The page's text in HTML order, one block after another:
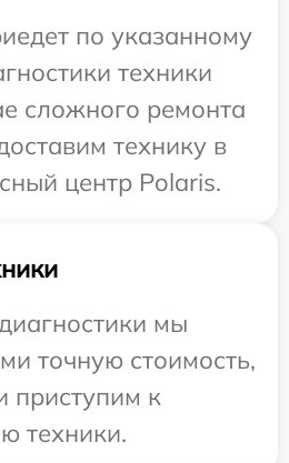
по указанному
техники
сложного ремонта
технику в
центр Polaris.
мы
точную стоимость,
приступим к
техники.